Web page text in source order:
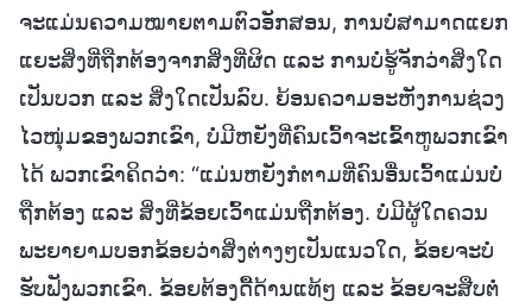
ຈະແມ່ນຄວາມໝາຍຕາມຕົວອັກສອນ, ການບໍ່ສາມາດແຍກ
ແຍະສິ່ງທີ່ຖືກຕ້ອງຈາກສິ່ງທີ່ຜິດ ແລະ ການບໍ່ຮູ້ຈັກວ່າສິ່ງໃດ
ເປັນບວກ ແລະ ສິ່ງໃດເປັນລົບ. ຍ້ອນຄວາມອະຫັງການຊ່ວງ
ໄວໜຸ່ມຂອງພວກເຂົາ, ບໍ່ມີຫຍັງທີ່ຄົນເວົ້າຈະເຂ້ົາຫູພວກເຂົາ
ໄດ້ ພວກເຂົາຄິດວ່າ: “ແມ່ນຫຍັງກໍຕາມທີ່ຄົນອື່ນເວົ້າແມ່ນບໍ່
ຖືກຕ້ອງ ແລະ ສິ່ງທີ່ຂ້ອຍເວົ້າແມ່ນຖືກຕ້ອງ. ບໍ່ມີຜູ້ໃດຄວນ
ພະຍາຍາມບອກຂ້ອຍວ່າສິ່ງຕ່າງໆເປັນແນວໃດ, ຂ້ອຍຈະບໍ່
ຮັບຟັງພວກເຂົາ. ຂ້ອຍຕ້ອງດື້ດ້ານແທ້ໆ ແລະ ຂ້ອຍຈະສືບຕໍ່